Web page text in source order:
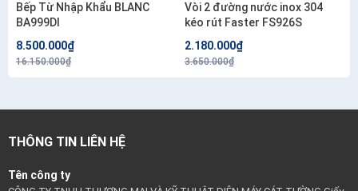
Bếp Từ Nhập Khẩu BLANC
BA999DI
8.500.000₫
16.150.000₫
Vòi 2 đường nước inox 304
kéo rút Faster FS926S
2.180.000₫
3.650.000₫
THÔNG TIN LIÊN HỆ
Tên công ty